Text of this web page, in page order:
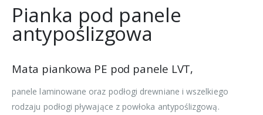
Pianka pod panele
antypoślizgowa
Mata piankowa PE pod panele LVT,
panele laminowane oraz podłogi drewniane i wszelkiego
rodzaju podłogi pływające z powłoka antypoślizgową.